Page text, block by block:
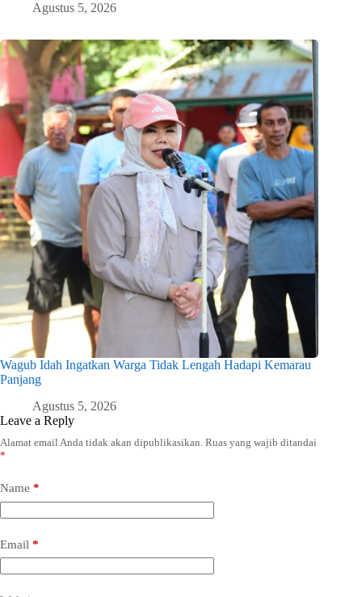
Agustus 5, 2026
Wagub Idah Ingatkan Warga Tidak Lengah Hadapi Kemarau
Panjang
Agustus 5, 2026
Leave a Reply
Alamat email Anda tidak akan dipublikasikan. Ruas yang wajib ditandai
*
Name *
Email *